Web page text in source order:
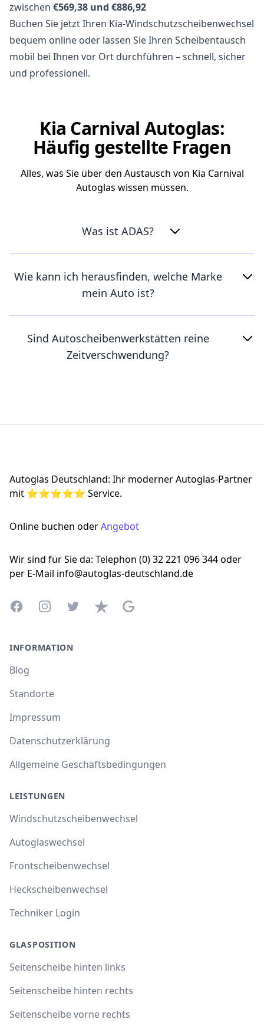
zwischen €569,38 und €886,92
Buchen Sie jetzt Ihren Kia-Windschutzscheibenwechsel
bequem online oder lassen Sie Ihren Scheibentausch
mobil bei Ihnen vor Ort durchführen – schnell, sicher
und professionell.
Kia Carnival Autoglas:
Häufig gestellte Fragen
Alles, was Sie über den Austausch von Kia Carnival
Autoglas wissen müssen.
Was ist ADAS?
Wie kann ich herausfinden, welche Marke
mein Auto ist?
Sind Autoscheibenwerkstätten reine
Zeitverschwendung?
Autoglas Deutschland: Ihr moderner Autoglas-Partner
mit ⭐⭐⭐⭐⭐ Service.
Online buchen oderAngebot
Wir sind für Sie da: Telephon (0) 32 221 096 344 oder
per E-Mail info@autoglas-deutschland.de
FacebookInstagramTwitterTrustpilotGoogle Business Profile
INFORMATION
Blog
Standorte
Impressum
Datenschutzerklärung
Allgemeine Geschäftsbedingungen
LEISTUNGEN
Windschutzscheibenwechsel
Autoglaswechsel
Frontscheibenwechsel
Heckscheibenwechsel
Techniker Login
GLASPOSITION
Seitenscheibe hinten links
Seitenscheibe hinten rechts
Seitenscheibe vorne rechts